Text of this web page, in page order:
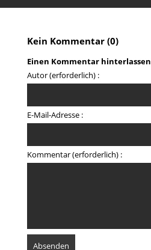
Kein Kommentar (0)
Einen Kommentar hinterlassen
Autor (erforderlich) :
E-Mail-Adresse :
Kommentar (erforderlich) :